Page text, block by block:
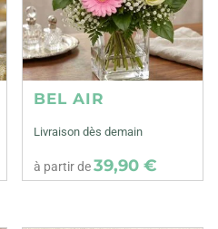
BEL AIR
Livraison dès demain
à partir de39,90 €